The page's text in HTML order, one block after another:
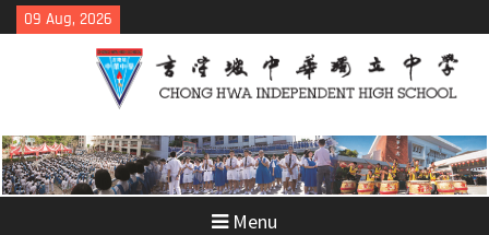
Skip
to
09 Aug, 2026
Menu